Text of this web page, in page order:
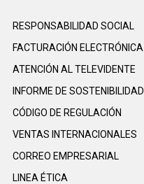
RESPONSABILIDAD SOCIAL
FACTURACIÓN ELECTRÓNICA
ATENCIÓN AL TELEVIDENTE
INFORME DE SOSTENIBILIDAD
CÓDIGO DE REGULACIÓN
VENTAS INTERNACIONALES
CORREO EMPRESARIAL
LINEA ÉTICA